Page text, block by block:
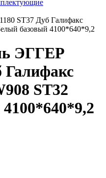
ST37 Дуб Галифакс
базовый 4100*640*9,2
ЭГГЕР
Галифакс
ST32